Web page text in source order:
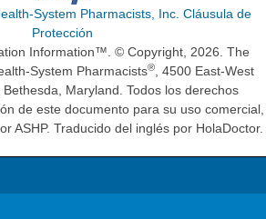
System Pharmacists, Inc. Cláusula de
Protección
Information™. © Copyright, 2026. The
System Pharmacists®, 4500 East-West
Maryland. Todos los derechos
de este documento para su uso comercial,
ASHP. Traducido del inglés por HolaDoctor.